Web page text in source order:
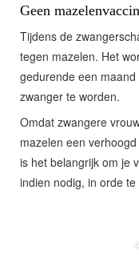
Geen
Tijdens de
tegen mazelen. Het
gedurende een
zwanger te worden.
Omdat zwangere
mazelen een
is het belangrijk om je
indien nodig, in orde